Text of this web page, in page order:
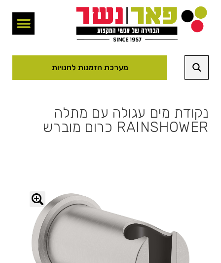
מערכת הזמנות לחנויות
נקודת מים עגולה עם מתלה
RAINSHOWER כרום מוברש
🔍